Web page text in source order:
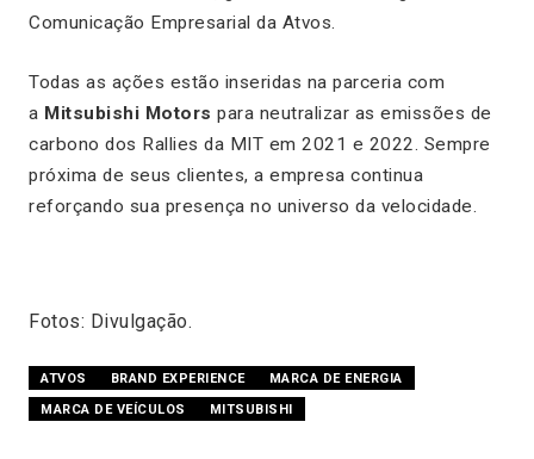
Comunicação Empresarial da Atvos.
Todas as ações estão inseridas na parceria com
a Mitsubishi Motors para neutralizar as emissões de
carbono dos Rallies da MIT em 2021 e 2022. Sempre
próxima de seus clientes, a empresa continua
reforçando sua presença no universo da velocidade.
Fotos: Divulgação.
ATVOS BRAND EXPERIENCE
MARCA DE ENERGIA
MARCA DE VEÍCULOS
MITSUBISHI